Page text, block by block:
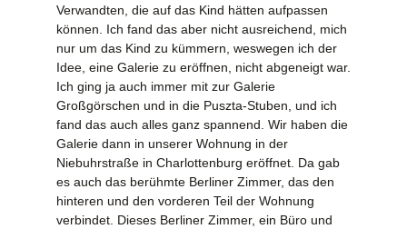
Verwandten, die auf das Kind hätten aufpassen
können. Ich fand das aber nicht ausreichend, mich
nur um das Kind zu kümmern, weswegen ich der
Idee, eine Galerie zu eröffnen, nicht abgeneigt war.
Ich ging ja auch immer mit zur Galerie
Großgörschen und in die Puszta-Stuben, und ich
fand das auch alles ganz spannend. Wir haben die
Galerie dann in unserer Wohnung in der
Niebuhrstraße in Charlottenburg eröffnet. Da gab
es auch das berühmte Berliner Zimmer, das den
hinteren und den vorderen Teil der Wohnung
verbindet. Dieses Berliner Zimmer, ein Büro und